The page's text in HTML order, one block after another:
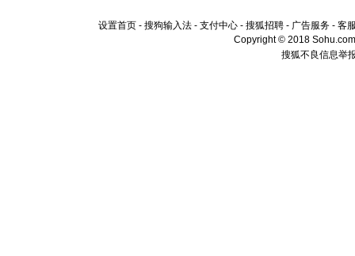
设置首页 - 搜狗输入法 - 支付中心 - 搜狐招聘 - 广告服务 - 客
Copyright © 2018
搜狐不良信息举